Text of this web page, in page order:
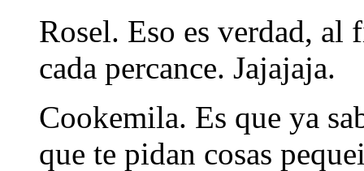
Rosel. Eso es verdad,
cada percance. Jajajaja.
Cookemila. Es que ya
que te pidan cosas